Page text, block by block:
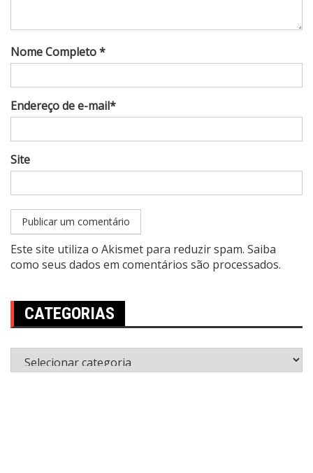
Nome Completo *
Endereço de e-mail*
Site
Este site utiliza o Akismet para reduzir spam. Saiba
como seus dados em comentários são processados.
CATEGORIAS
Categorias